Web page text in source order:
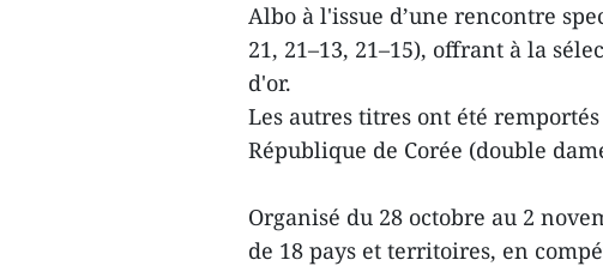
Albo à l'issue d’une rencontre
21, 21–13, 21–15), offrant à la
d'or.
Les autres titres ont été
République de Corée (double
Organisé du 28 octobre au 2
de 18 pays et territoires, en